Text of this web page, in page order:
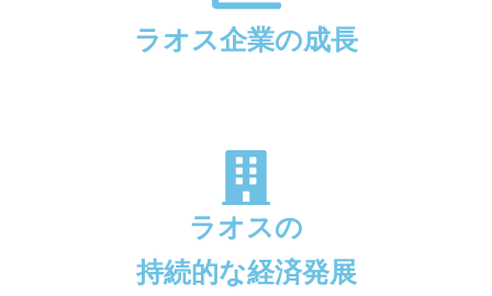
ラオス企業の成長
ラオスの
持続的な経済発展